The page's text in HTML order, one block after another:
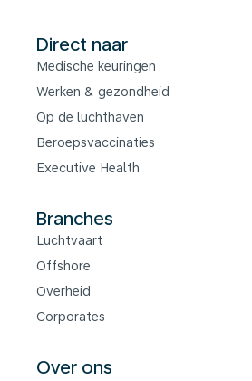
Direct naar
Medische keuringen
Werken & gezondheid
Op de luchthaven
Beroepsvaccinaties
Executive Health
Branches
Luchtvaart
Offshore
Overheid
Corporates
Over ons